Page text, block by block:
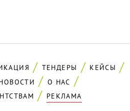
ТЕНДЕРЫ
КЕЙСЫ
О НАС
РЕКЛАМА